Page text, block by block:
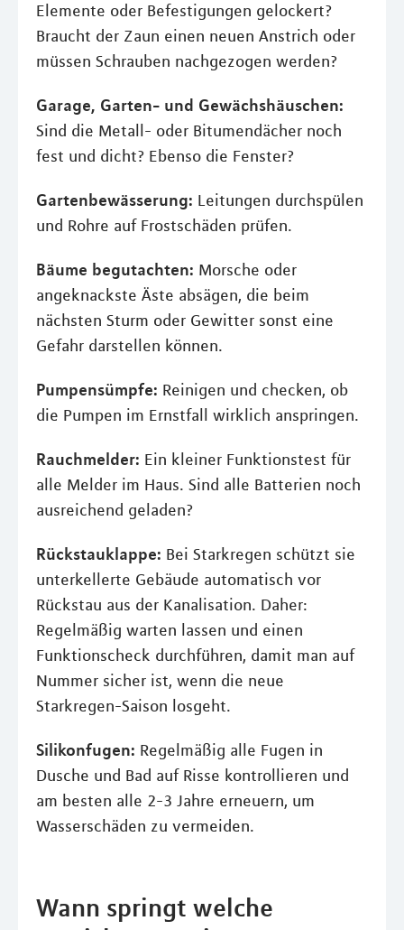
Elemente oder Befestigungen gelockert?
Braucht der Zaun einen neuen Anstrich oder
müssen Schrauben nachgezogen werden?
Garage, Garten- und Gewächshäuschen:
Sind die Metall- oder Bitumendächer noch
fest und dicht? Ebenso die Fenster?
Gartenbewässerung: Leitungen durchspülen
und Rohre auf Frostschäden prüfen.
Bäume begutachten: Morsche oder
angeknackste Äste absägen, die beim
nächsten Sturm oder Gewitter sonst eine
Gefahr darstellen können.
Pumpensümpfe: Reinigen und checken, ob
die Pumpen im Ernstfall wirklich anspringen.
Rauchmelder: Ein kleiner Funktionstest für
alle Melder im Haus. Sind alle Batterien noch
ausreichend geladen?
Rückstauklappe: Bei Starkregen schützt sie
unterkellerte Gebäude automatisch vor
Rückstau aus der Kanalisation. Daher:
Regelmäßig warten lassen und einen
Funktionscheck durchführen, damit man auf
Nummer sicher ist, wenn die neue
Starkregen-Saison losgeht.
Silikonfugen: Regelmäßig alle Fugen in
Dusche und Bad auf Risse kontrollieren und
am besten alle 2-3 Jahre erneuern, um
Wasserschäden zu vermeiden.
Wann springt welche